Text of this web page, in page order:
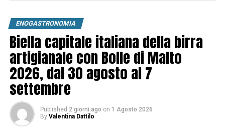
ENOGASTRONOMIA
Biella capitale italiana della birra
artigianale con Bolle di Malto
2026, dal 30 agosto al 7
settembre
Published 2 giorni ago on 1 Agosto 2026
By Valentina Dattilo